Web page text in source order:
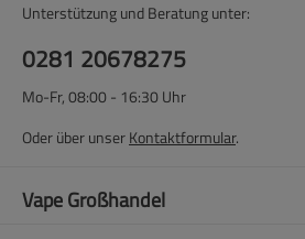
Unterstützung und Beratung unter:
0281 20678275
Mo-Fr, 08:00 - 16:30 Uhr
Oder über unserKontaktformular.
Vape Großhandel